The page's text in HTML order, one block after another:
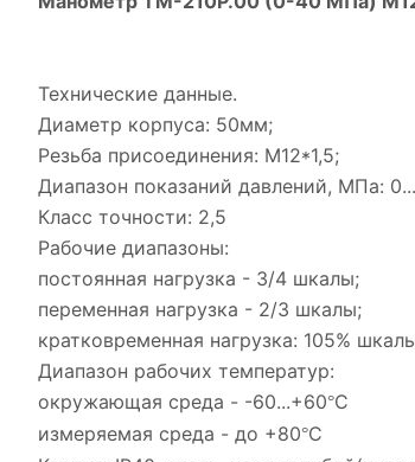
Технические данные.
Диаметр корпуса: 50мм;
Резьба присоединения: М12*1,5;
Диапазон показаний давлений, МПа:
Класс точности: 2,5
Рабочие диапазоны:
постоянная нагрузка - 3/4 шкалы;
переменная нагрузка - 2/3 шкалы;
кратковременная нагрузка: 105%
Диапазон рабочих температур:
окружающая среда - -60...+60°С
измеряемая среда - до +80°С